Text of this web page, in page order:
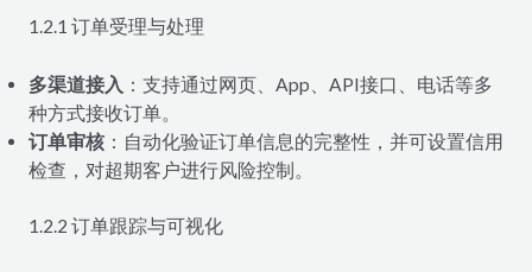
1.2.1 订单受理与处理
多渠道接入 ：支持通过网页、App、API接口、电话等多
种方式接收订单。
订单审核：自动化验证订单信息的完整性，并可设置信用
检查，对超期客户进行风险控制。
1.2.2 订单跟踪与可视化